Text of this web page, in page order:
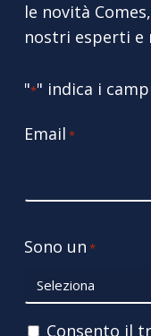
le novità
nostri esperti e
"*" indica i
Email *
Sono un *
Consenso
Consento il